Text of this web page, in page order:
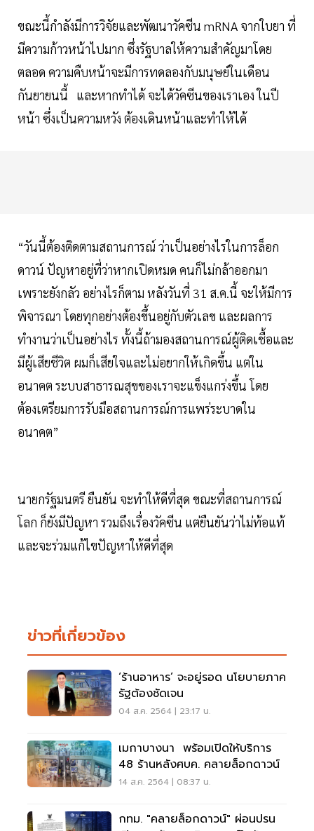
ขณะนี้กำลังมีการวิจัยและพัฒนาวัคซีน mRNA จากใบยา ที่
มีความก้าวหน้าไปมาก ซึ่งรัฐบาลให้ความสำคัญมาโดย
ตลอด ความคืบหน้าจะมีการทดลองกับมนุษย์ในเดือน
กันยายนนี้ และหากทำได้ จะได้วัคซีนของเราเอง ในปี
หน้า ซึ่งเป็นความหวัง ต้องเดินหน้าและทำให้ได้
“วันนี้ต้องติดตามสถานการณ์ ว่าเป็นอย่างไรในการล็อก
ดาวน์ ปัญหาอยู่ที่ว่าหากเปิดหมด คนก็ไม่กล้าออกมา
เพราะยังกลัว อย่างไรก็ตาม หลังวันที่ 31 ส.ค.นี้ จะให้มีการ
พิจารณา โดยทุกอย่างต้องขึ้นอยู่กับตัวเลข และผลการ
ทำงานว่าเป็นอย่างไร ทั้งนี้ถ้ามองสถานการณ์ผู้ติดเชื้อและ
มีผู้เสียชีวิต ผมก็เสียใจและไม่อยากให้เกิดขึ้น แต่ใน
อนาคต ระบบสาธารณสุขของเราจะแข็งแกร่งขึ้น โดย
ต้องเตรียมการรับมือสถานการณ์การแพร่ระบาดใน
อนาคต”
นายกรัฐมนตรี ยืนยัน จะทำให้ดีที่สุด ขณะที่สถานการณ์
โลก ก็ยังมีปัญหา รวมถึงเรื่องวัคซีน แต่ยืนยันว่าไม่ท้อแท้
และจะร่วมแก้ไขปัญหาให้ดีที่สุด
ข่าวที่เกี่ยวข้อง
‘ร้านอาหาร’ จะอยู่รอด นโยบายภาค
รัฐต้องชัดเจน
04 ส.ค. 2564 | 23:17 น.
เมกาบางนา พร้อมเปิดให้บริการ
48 ร้านหลังศบค. คลายล็อกดาวน์
14 ส.ค. 2564 | 08:37 น.
กทม. "คลายล็อกดาวน์" ผ่อนปรน